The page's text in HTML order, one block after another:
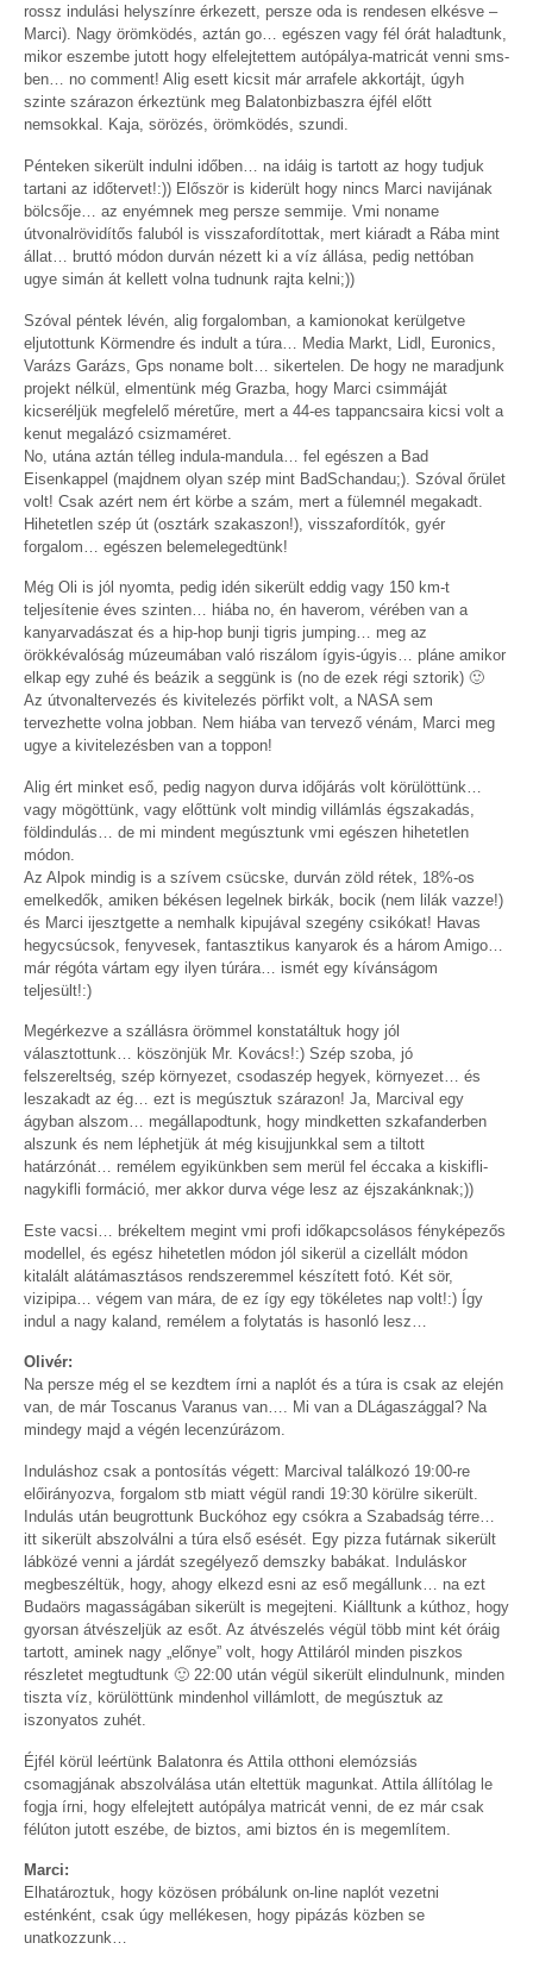
rossz indulási helyszínre érkezett, persze oda is rendesen elkésve –
Marci). Nagy örömködés, aztán go… egészen vagy fél órát haladtunk,
mikor eszembe jutott hogy elfelejtettem autópálya-matricát venni sms-
ben… no comment! Alig esett kicsit már arrafele akkortájt, úgyh
szinte szárazon érkeztünk meg Balatonbizbaszra éjfél előtt
nemsokkal. Kaja, sörözés, örömködés, szundi.
Pénteken sikerült indulni időben… na idáig is tartott az hogy tudjuk
tartani az időtervet!:)) Először is kiderült hogy nincs Marci navijának
bölcsője… az enyémnek meg persze semmije. Vmi noname
útvonalrövidítős faluból is visszafordítottak, mert kiáradt a Rába mint
állat… bruttó módon durván nézett ki a víz állása, pedig nettóban
ugye simán át kellett volna tudnunk rajta kelni;))
Szóval péntek lévén, alig forgalomban, a kamionokat kerülgetve
eljutottunk Körmendre és indult a túra… Media Markt, Lidl, Euronics,
Varázs Garázs, Gps noname bolt… sikertelen. De hogy ne maradjunk
projekt nélkül, elmentünk még Grazba, hogy Marci csimmáját
kicseréljük megfelelő méretűre, mert a 44-es tappancsaira kicsi volt a
kenut megalázó csizmaméret.
No, utána aztán télleg indula-mandula… fel egészen a Bad
Eisenkappel (majdnem olyan szép mint BadSchandau;). Szóval őrület
volt! Csak azért nem ért körbe a szám, mert a fülemnél megakadt.
Hihetetlen szép út (osztárk szakaszon!), visszafordítók, gyér
forgalom… egészen belemelegedtünk!
Még Oli is jól nyomta, pedig idén sikerült eddig vagy 150 km-t
teljesítenie éves szinten… hiába no, én haverom, vérében van a
kanyarvadászat és a hip-hop bunji tigris jumping… meg az
örökkévalóság múzeumában való riszálom ígyis-úgyis… pláne amikor
elkap egy zuhé és beázik a seggünk is (no de ezek régi sztorik) 🙂
Az útvonaltervezés és kivitelezés pörfikt volt, a NASA sem
tervezhette volna jobban. Nem hiába van tervező vénám, Marci meg
ugye a kivitelezésben van a toppon!
Alig ért minket eső, pedig nagyon durva időjárás volt körülöttünk…
vagy mögöttünk, vagy előttünk volt mindig villámlás égszakadás,
földindulás… de mi mindent megúsztunk vmi egészen hihetetlen
módon.
Az Alpok mindig is a szívem csücske, durván zöld rétek, 18%-os
emelkedők, amiken békésen legelnek birkák, bocik (nem lilák vazze!)
és Marci ijesztgette a nemhalk kipujával szegény csikókat! Havas
hegycsúcsok, fenyvesek, fantasztikus kanyarok és a három Amigo…
már régóta vártam egy ilyen túrára… ismét egy kívánságom
teljesült!:)
Megérkezve a szállásra örömmel konstatáltuk hogy jól
választottunk… köszönjük Mr. Kovács!:) Szép szoba, jó
felszereltség, szép környezet, csodaszép hegyek, környezet… és
leszakadt az ég… ezt is megúsztuk szárazon! Ja, Marcival egy
ágyban alszom… megállapodtunk, hogy mindketten szkafanderben
alszunk és nem léphetjük át még kisujjunkkal sem a tiltott
határzónát… remélem egyikünkben sem merül fel éccaka a kiskifli-
nagykifli formáció, mer akkor durva vége lesz az éjszakánknak;))
Este vacsi… brékeltem megint vmi profi időkapcsolásos fényképezős
modellel, és egész hihetetlen módon jól sikerül a cizellált módon
kitalált alátámasztásos rendszeremmel készített fotó. Két sör,
vizipipa… végem van mára, de ez így egy tökéletes nap volt!:) Így
indul a nagy kaland, remélem a folytatás is hasonló lesz…
Olivér:
Na persze még el se kezdtem írni a naplót és a túra is csak az elején
van, de már Toscanus Varanus van…. Mi van a DLágaszággal? Na
mindegy majd a végén lecenzúrázom.
Induláshoz csak a pontosítás végett: Marcival találkozó 19:00-re
előirányozva, forgalom stb miatt végül randi 19:30 körülre sikerült.
Indulás után beugrottunk Buckóhoz egy csókra a Szabadság térre…
itt sikerült abszolválni a túra első esését. Egy pizza futárnak sikerült
lábközé venni a járdát szegélyező demszky babákat. Induláskor
megbeszéltük, hogy, ahogy elkezd esni az eső megállunk… na ezt
Budaörs magasságában sikerült is megejteni. Kiálltunk a kúthoz, hogy
gyorsan átvészeljük az esőt. Az átvészelés végül több mint két óráig
tartott, aminek nagy „előnye” volt, hogy Attiláról minden piszkos
részletet megtudtunk 🙂 22:00 után végül sikerült elindulnunk, minden
tiszta víz, körülöttünk mindenhol villámlott, de megúsztuk az
iszonyatos zuhét.
Éjfél körül leértünk Balatonra és Attila otthoni elemózsiás
csomagjának abszolválása után eltettük magunkat. Attila állítólag le
fogja írni, hogy elfelejtett autópálya matricát venni, de ez már csak
félúton jutott eszébe, de biztos, ami biztos én is megemlítem.
Marci:
Elhatároztuk, hogy közösen próbálunk on-line naplót vezetni
esténként, csak úgy mellékesen, hogy pipázás közben se
unatkozzunk…